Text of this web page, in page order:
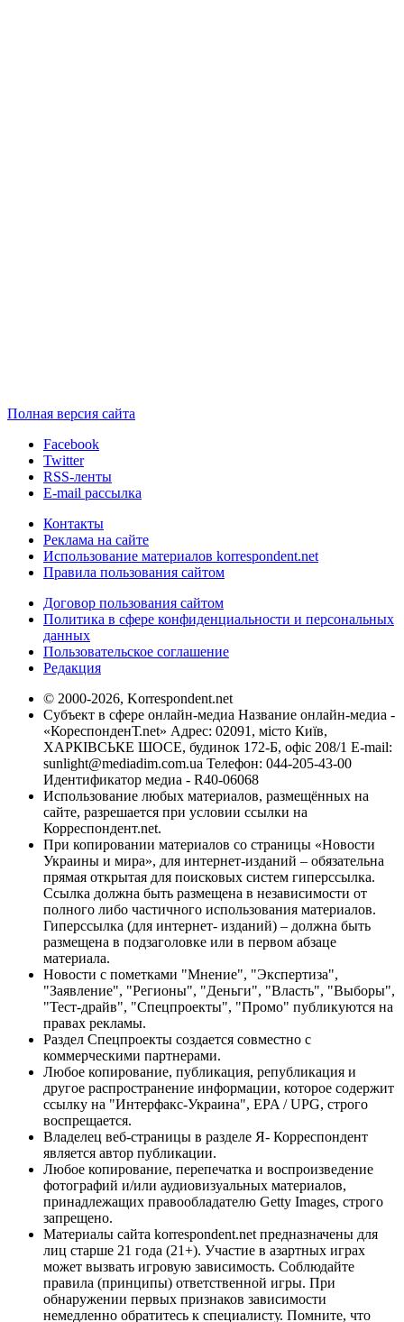
Полная версия сайта
Facebook
Twitter
RSS-ленты
E-mail рассылка
Контакты
Реклама на сайте
Использование материалов korrespondent.net
Правила пользования сайтом
Договор пользования сайтом
Политика в сфере конфиденциальности и персональных
данных
Пользовательское соглашение
Редакция
© 2000-2026, Korrespondent.net
Субъект в сфере онлайн-медиа Название онлайн-медиа -
«КореспонденТ.net» Адрес: 02091, місто Київ,
ХАРКІВСЬКЕ ШОСЕ, будинок 172-Б, офіс 208/1 E-mail:
sunlight@mediadim.com.ua Телефон: 044-205-43-00
Идентификатор медиа - R40-06068
Использование любых материалов, размещённых на
сайте, разрешается при условии ссылки на
Корреспондент.net.
При копировании материалов со страницы «Новости
Украины и мира», для интернет-изданий – обязательна
прямая открытая для поисковых систем гиперссылка.
Ссылка должна быть размещена в независимости от
полного либо частичного использования материалов.
Гиперссылка (для интернет- изданий) – должна быть
размещена в подзаголовке или в первом абзаце
материала.
Новости с пометками "Мнение", "Экспертиза",
"Заявление", "Регионы", "Деньги", "Власть", "Выборы",
"Тест-драйв", "Спецпроекты", "Промо" публикуются на
правах рекламы.
Раздел Спецпроекты создается совместно с
коммерческими партнерами.
Любое копирование, публикация, републикация и
другое распространение информации, которое содержит
ссылку на "Интерфакс-Украина", EPA / UPG, строго
воспрещается.
Владелец веб-страницы в разделе Я- Корреспондент
является автор публикации.
Любое копирование, перепечатка и воспроизведение
фотографий и/или аудиовизуальных материалов,
принадлежащих правообладателю Getty Images, строго
запрещено.
Материалы сайта korrespondent.net предназначены для
лиц старше 21 года (21+). Участие в азартных играх
может вызвать игровую зависимость. Соблюдайте
правила (принципы) ответственной игры. При
обнаружении первых признаков зависимости
немедленно обратитесь к специалисту. Помните, что